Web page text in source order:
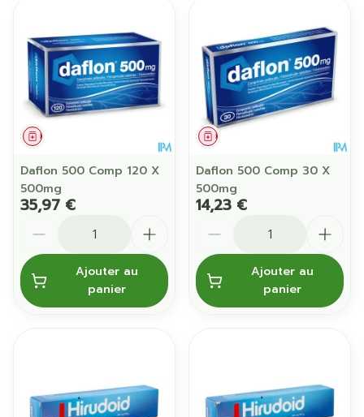
Médicament
Daflon 500 Comp 120 X
500mg
35,97 €
Ajouter au
panier
Médicament
Daflon 500 Comp 30 X
500mg
14,23 €
Ajouter au
panier